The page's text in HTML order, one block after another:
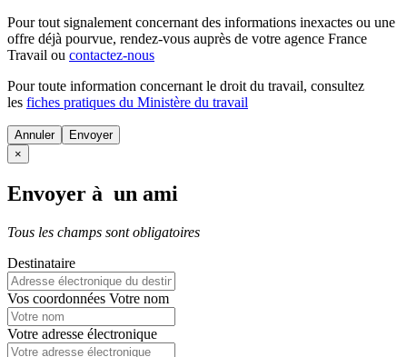
Pour tout signalement concernant des informations inexactes ou une
offre déjà pourvue, rendez-vous auprès de votre agence France
Travail ou contactez-nous
Pour toute information concernant le droit du travail, consultez
les fiches pratiques du Ministère du travail
Annuler
×
Envoyer à un ami
Tous les champs sont obligatoires
Destinataire
Vos coordonnées Votre nom
Votre adresse électronique